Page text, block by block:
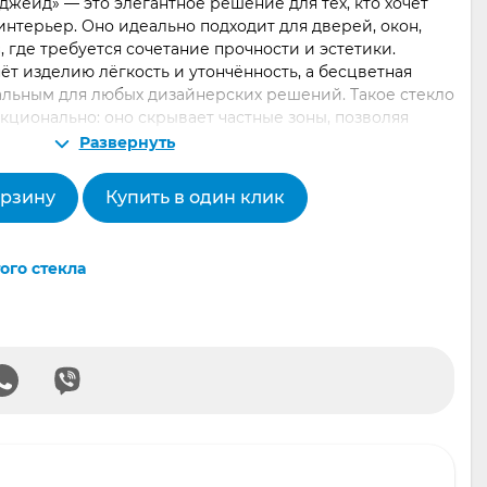
Оно идеально подходит для дверей, окон,
требуется сочетание прочности и эстетики.
изделию лёгкость и утончённость, а бесцветная
для любых дизайнерских решений. Такое стекло
оно скрывает частные зоны, позволяя
создавая эффект мягкого рассеянного света.
энд джейд» в Екатеринбурге можно как в
по индивидуальным параметрам. Мы предлагаем
для интерьера, оформленное в изысканном стиле,
офис уникальным? Это стекло станет отличным
для витрин, балконов, перегородок и кухонных
Развернуть
Купить в один клик
стекла